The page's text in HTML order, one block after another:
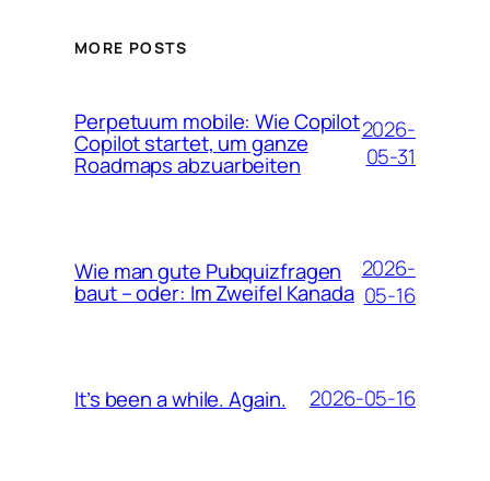
MORE POSTS
Perpetuum mobile: Wie Copilot
Copilot startet, um ganze
Roadmaps abzuarbeiten
2026-
05-31
Wie man gute Pubquizfragen
baut – oder: Im Zweifel Kanada
2026-
05-16
It’s been a while. Again. 2026-05-16